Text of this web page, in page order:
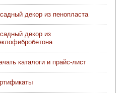
декор из пенопласта
декор из
каталоги и прайс-лист